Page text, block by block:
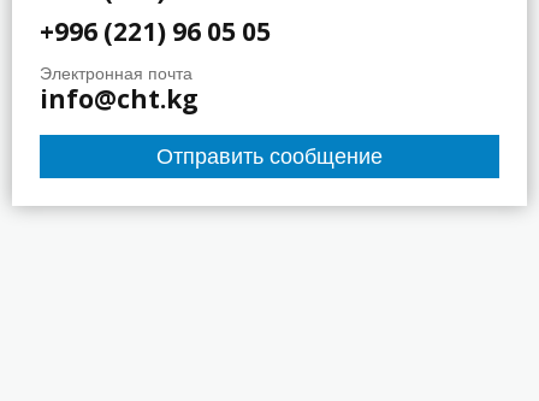
+996 (221) 96 05 05
Электронная почта
info@cht.kg
Отправить сообщение